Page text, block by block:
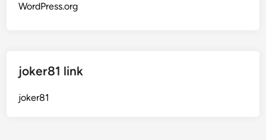
WordPress.org
joker81 link
joker81